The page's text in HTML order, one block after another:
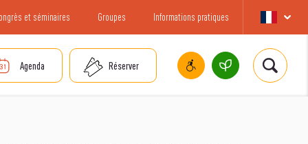
et séminaires Groupes Informations pratiques
Agenda Réserver